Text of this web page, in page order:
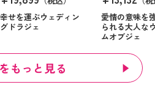
幸せを運ぶウェディン
グドラジェ
愛情の意味を
られる大人な
ムオブジェ
もっと見る